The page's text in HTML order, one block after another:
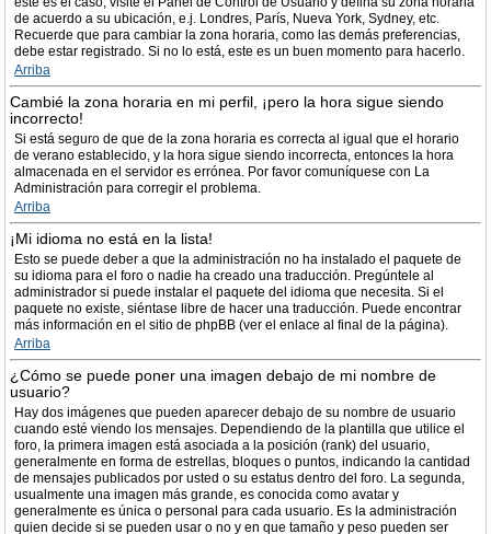
de acuerdo a su ubicación, e.j. Londres, París, Nueva York, Sydney, etc.
Recuerde que para cambiar la zona horaria, como las demás preferencias,
debe estar registrado. Si no lo está, este es un buen momento para hacerlo.
Arriba
Cambié la zona horaria en mi perfil, ¡pero la hora sigue siendo
incorrecto!
Si está seguro de que de la zona horaria es correcta al igual que el horario
de verano establecido, y la hora sigue siendo incorrecta, entonces la hora
almacenada en el servidor es errónea. Por favor comuníquese con La
Administración para corregir el problema.
Arriba
¡Mi idioma no está en la lista!
Esto se puede deber a que la administración no ha instalado el paquete de
su idioma para el foro o nadie ha creado una traducción. Pregúntele al
administrador si puede instalar el paquete del idioma que necesita. Si el
paquete no existe, siéntase libre de hacer una traducción. Puede encontrar
más información en el sitio de phpBB (ver el enlace al final de la página).
Arriba
¿Cómo se puede poner una imagen debajo de mi nombre de
usuario?
Hay dos imágenes que pueden aparecer debajo de su nombre de usuario
cuando esté viendo los mensajes. Dependiendo de la plantilla que utilice el
foro, la primera imagen está asociada a la posición (rank) del usuario,
generalmente en forma de estrellas, bloques o puntos, indicando la cantidad
de mensajes publicados por usted o su estatus dentro del foro. La segunda,
usualmente una imagen más grande, es conocida como avatar y
generalmente es única o personal para cada usuario. Es la administración
quien decide si se pueden usar o no y en que tamaño y peso pueden ser